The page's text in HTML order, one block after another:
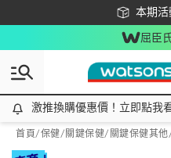
本期
下載
屈臣
激推換購優惠價！立即點我看
激推換購優惠價！立即點我
首頁/保健/ 關鍵保健/ 關鍵保健其他